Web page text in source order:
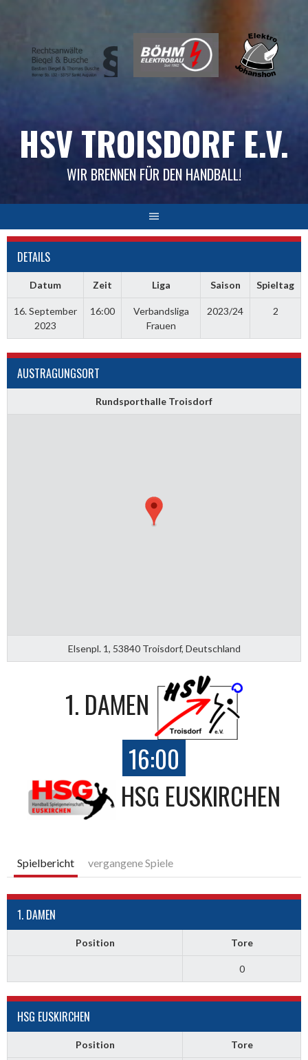
HSV TROISDORF E.V.
WIR BRENNEN FÜR DEN HANDBALL!
DETAILS
Datum Zeit Liga Saison Spieltag
16. September
2023
16:00
Verbandsliga
Frauen
2023/24 2
AUSTRAGUNGSORT
Rundsporthalle Troisdorf
Elsenpl. 1, 53840 Troisdorf, Deutschland
1. DAMEN
16:00
HSG EUSKIRCHEN
Spielbericht vergangene Spiele
1. DAMEN
Position Tore
0
HSG EUSKIRCHEN
Position Tore